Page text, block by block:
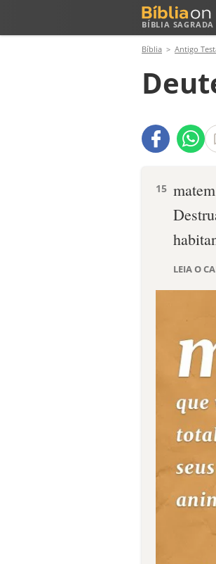
BÍBLIA
Bíblia Antigo
15
LEIA O